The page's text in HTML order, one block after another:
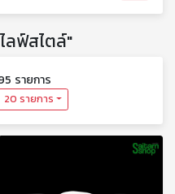
ลฟ์สไตล์"
รายการ
20 รายการ